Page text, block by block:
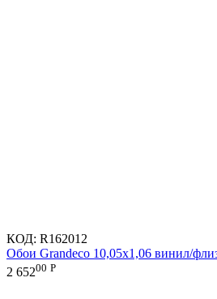
КОД: R162012
Обои Grandeco 10,05х1,06 винил/
2 65200 Р